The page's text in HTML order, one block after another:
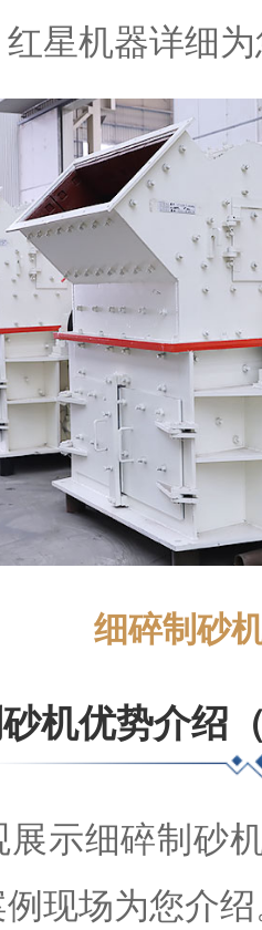
星机器详细为
细碎制砂
机优势介绍
示细碎制砂
现场为您介绍